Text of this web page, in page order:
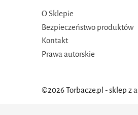
O Sklepie
Bezpieczeństwo produktów
Kontakt
Prawa autorskie
©2026 Torbacze.pl - sklep z